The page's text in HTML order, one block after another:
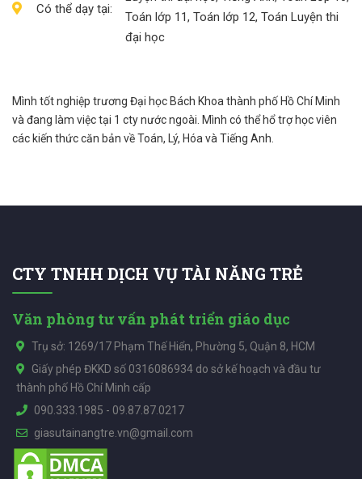
Có thể dạy tại:
Toán lớp 11, Toán lớp 12, Toán Luyện thi
đại học
Mình tốt nghiệp trương Đại học Bách Khoa thành phố Hồ Chí Minh
và đang làm việc tại 1 cty nước ngoài. Mình có thể hổ trợ học viên
các kiến thức căn bản về Toán, Lý, Hóa và Tiếng Anh.
CTY TNHH DỊCH VỤ TÀI NĂNG TRẺ
Văn phòng tư vấn phát triển giáo dục
Trụ sở: 1269/17 Phạm Thế Hiển, Phường 5, Quận 8, HCM
Giấy phép ĐKKD số 0316086934 do sở kế hoạch và đầu tư
thành phố Hồ Chí Minh cấp
090.333.1985 - 09.87.87.0217
giasutainangtre.vn@gmail.com